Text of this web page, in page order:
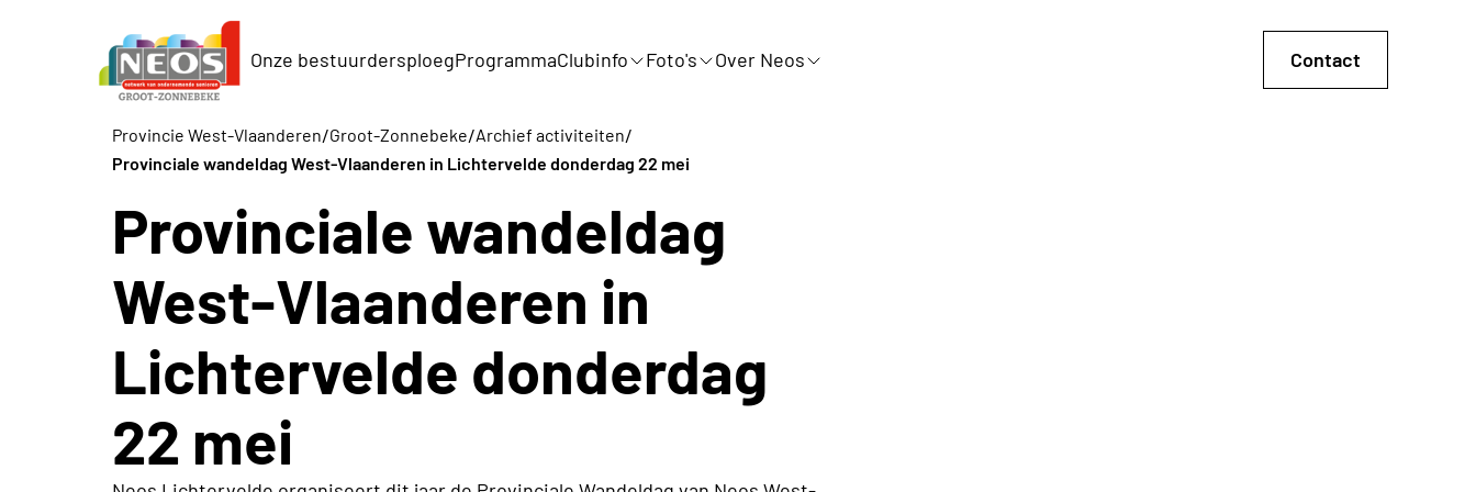
Onze bestuurdersploegProgrammaClubinfo Foto's Over Neos Contact
Provincie West-Vlaanderen/Groot-Zonnebeke/Archief activiteiten/
Provinciale wandeldag West-Vlaanderen in Lichtervelde donderdag 22 mei
Provinciale wandeldag
West-Vlaanderen in
Lichtervelde donderdag
22 mei